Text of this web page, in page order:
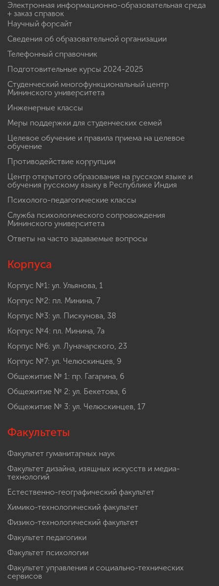
Электронная информационно-образовательная среда
+ заказ справок
Научный форсайт
Сведения об образовательной организации
Телефонный справочник
Подготовительные курсы 2024-2025
Студенческий многофункциональный центр
Мининского университета
Инженерные классы
Меры поддержки для студенческих семей
Целевое обучение и правила приема на целевое
обучение
Противодействие коррупции
Центр открытого образования на русском языке и
обучения русскому языку в Республике Индия
Психолого-педагогические классы
Служба психологического сопровождения
Мининского университета
Ответы на часто задаваемые вопросы
Корпуса
Корпус №1: ул. Ульянова, 1
Корпус №2: пл. Минина, 7
Корпус №3: ул. Пискунова, 38
Корпус №4: пл. Минина, 7а
Корпус №6: ул. Луначарского, 23
Корпус №7: ул. Челюскинцев, 9
Общежитие № 1: пр. Гагарина, 6
Общежитие № 2: ул. Бекетова, 6
Общежитие № 3: ул. Челюскинцев, 17
Факультеты
Факультет гуманитарных наук
Факультет дизайна, изящных искусств и медиа-
технологий
Естественно-географический факультет
Химико-технологический факультет
Физико-технологический факультет
Факультет педагогики
Факультет психологии
Факультет управления и социально-технических
сервисов